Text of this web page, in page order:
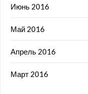
Июнь 2016
Май 2016
Апрель 2016
Март 2016